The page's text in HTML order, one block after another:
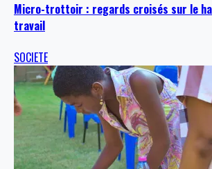
Micro-trottoir : regards croisés sur le
travail
SOCIETE